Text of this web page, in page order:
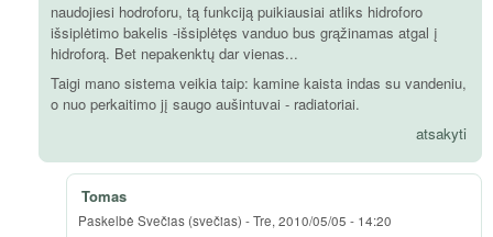
naudojiesi hodroforu, tą funkciją puikiausiai atliks hidroforo
išsiplėtimo bakelis -išsiplėtęs vanduo bus grąžinamas atgal į
hidroforą. Bet nepakenktų dar vienas...
Taigi mano sistema veikia taip: kamine kaista indas su vandeniu,
o nuo perkaitimo jį saugo aušintuvai - radiatoriai.
atsakyti
Tomas
Paskelbė Svečias (svečias) -Tre, 2010/05/05 - 14:20